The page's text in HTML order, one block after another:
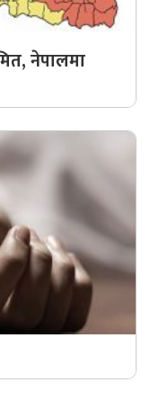
नेपालमा